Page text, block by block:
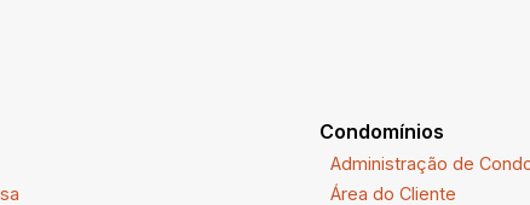
Condomínios
Administração de
Área do Cliente